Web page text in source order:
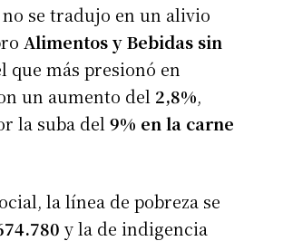
se tradujo en un alivio
Alimentos y Bebidas sin
que más presionó en
un aumento del 2,8%,
la suba del 9% en la carne
la línea de pobreza se
y la de indigencia